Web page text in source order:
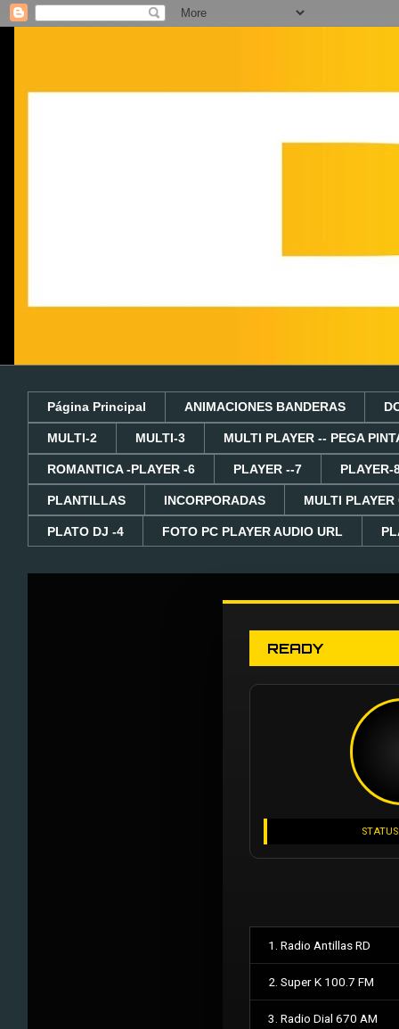
Página Principal ANIMACIONES BANDERAS
MULTI-2 MULTI-3 MULTI PLAYER -- PEGA
ROMANTICA -PLAYER -6 PLAYER --7 PLAYER-
PLANTILLAS INCORPORADAS MULTI
PLATO DJ -4 FOTO PC PLAYER AUDIO URL
READY
1. Radio Antillas RD
2. Super K 100.7 FM
3. Radio Dial 670 AM